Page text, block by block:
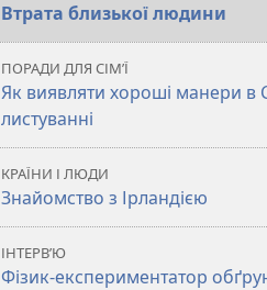
Втрата близької людини
ПОРАДИ ДЛЯ СІМ’Ї
Як виявляти хороші манери в
листуванні
КРАЇНИ І ЛЮДИ
Знайомство з Ірландією
ІНТЕРВ’Ю
Фізик-експериментатор